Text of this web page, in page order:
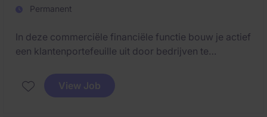
Permanent
In deze commerciële financiële functie bouw je actief
een klantenportefeuille uit door bedrijven te
wisselkoersoplossingen. Je combineert prospectie,
marktanalyse en klantencontact met een sterke focus
View Job